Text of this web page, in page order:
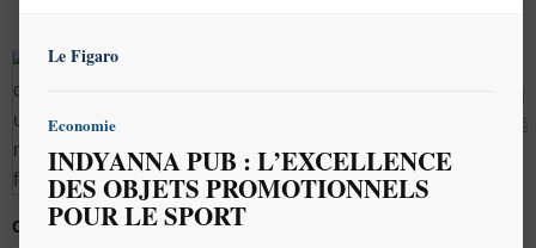
Le Figaro
Economie
INDYANNA PUB : L’EXCELLENCE
DES OBJETS PROMOTIONNELS
POUR LE SPORT
Coloris du produit